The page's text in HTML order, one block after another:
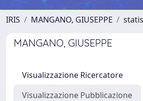
IRIS MANGANO, GIUSEPPE
MANGANO, GIUSEPPE
Visualizzazione Ricercatore
Visualizzazione Pubblicazione